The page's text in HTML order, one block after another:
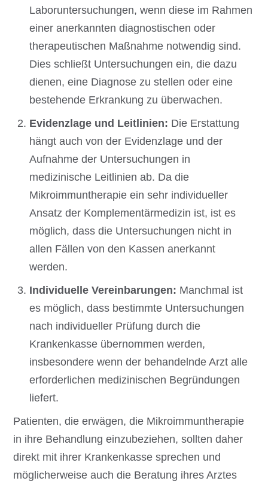
Laboruntersuchungen, wenn diese im Rahmen
einer anerkannten diagnostischen oder
therapeutischen Maßnahme notwendig sind.
Dies schließt Untersuchungen ein, die dazu
dienen, eine Diagnose zu stellen oder eine
bestehende Erkrankung zu überwachen.
Evidenzlage und Leitlinien: Die Erstattung
hängt auch von der Evidenzlage und der
Aufnahme der Untersuchungen in
medizinische Leitlinien ab. Da die
Mikroimmuntherapie ein sehr individueller
Ansatz der Komplementärmedizin ist, ist es
möglich, dass die Untersuchungen nicht in
allen Fällen von den Kassen anerkannt
werden.
Individuelle Vereinbarungen: Manchmal ist
es möglich, dass bestimmte Untersuchungen
nach individueller Prüfung durch die
Krankenkasse übernommen werden,
insbesondere wenn der behandelnde Arzt alle
erforderlichen medizinischen Begründungen
liefert.
Patienten, die erwägen, die Mikroimmuntherapie
in ihre Behandlung einzubeziehen, sollten daher
direkt mit ihrer Krankenkasse sprechen und
möglicherweise auch die Beratung ihres Arztes